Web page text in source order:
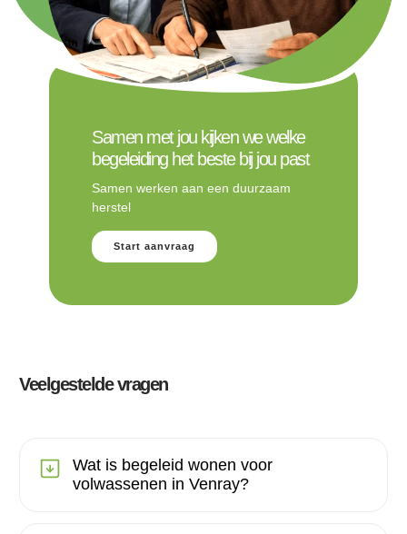
Samen met jou kijken we welke
begeleiding het beste bij jou past
Samen werken aan een duurzaam
herstel
Start aanvraag
Veelgestelde vragen
Wat is begeleid wonen voor
volwassenen in Venray?